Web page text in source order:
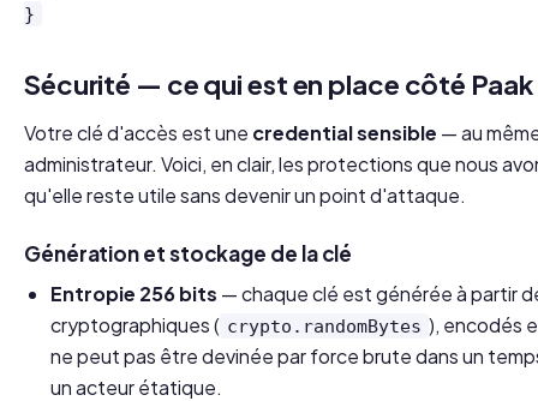
}
Sécurité — ce qui est en place côté Paak
Votre clé d'accès est une credential sensible — au
administrateur. Voici, en clair, les protections que nous
qu'elle reste utile sans devenir un point d'attaque.
Génération et stockage de la clé
Entropie 256 bits — chaque clé est générée à partir
cryptographiques ( crypto.randomBytes ), encodés
ne peut pas être devinée par force brute dans un
un acteur étatique.